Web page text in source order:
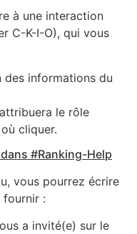
à une interaction
C-K-I-O), qui vous
des informations du
le rôle
cliquer.
#Ranking-Help
vous pourrez écrire
fournir :
a invité(e) sur le